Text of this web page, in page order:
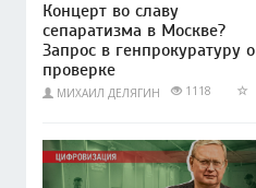
Концерт во славу
сепаратизма в Москве?
Запрос в генпрокуратуру о
проверке
МИХАИЛ ДЕЛЯГИН 1118